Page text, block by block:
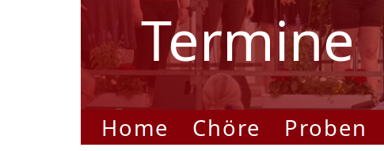
Termine
Home Chöre Proben